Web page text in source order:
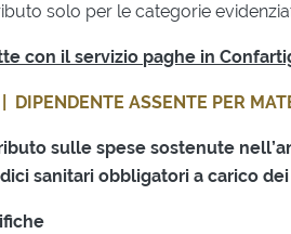
solo per le categorie
con il servizio paghe in
DIPENDENTE ASSENTE PER
sulle spese sostenute
sanitari obbligatori a carico